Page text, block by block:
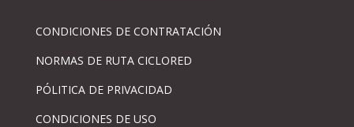
CONDICIONES DE CONTRATACIÓN
NORMAS DE RUTA CICLORED
PÓLITICA DE PRIVACIDAD
CONDICIONES DE USO